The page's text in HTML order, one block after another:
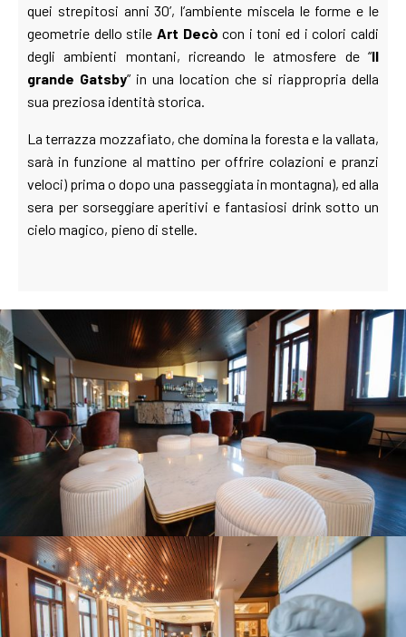
quei strepitosi anni 30’, l’ambiente miscela le forme e le
geometrie dello stile Art Decò con i toni ed i colori caldi
degli ambienti montani, ricreando le atmosfere de “Il
grande Gatsby” in una location che si riappropria della
sua preziosa identità storica.
La terrazza mozzafiato, che domina la foresta e la vallata,
sarà in funzione al mattino per offrire colazioni e pranzi
veloci) prima o dopo una passeggiata in montagna), ed alla
sera per sorseggiare aperitivi e fantasiosi drink sotto un
cielo magico, pieno di stelle.